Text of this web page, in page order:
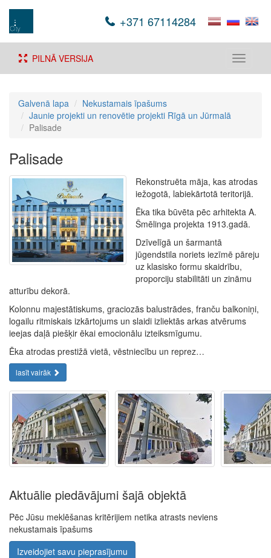
+371 67114284
Toggle
PILNĀ VERSIJA
Galvenā lapa
Nekustamais īpašums
Jaunie projekti un renovētie projekti Rīgā un Jūrmalā
Palisade
Palisade
Rekonstruēta māja, kas atrodas
iežogotā, labiekārtotā teritorijā.
Ēka tika būvēta pēc arhitekta A.
Šmēlinga projekta 1913.gadā.
Dzīvelīgā un šarmantā
jūgendstila noriets iezīmē pāreju
uz klasisko formu skaidrību,
proporciju stabilitāti un zināmu
atturību dekorā.
Kolonnu majestātiskums, graciozās balustrādes, franču balkoniņi,
logailu ritmiskais izkārtojums un slaidi izliektās arkas atvērums
ieejas daļā piešķir ēkai emocionālu izteiksmīgumu.
Ēka atrodas prestižā vietā, vēstniecību un reprez…
lasīt vairāk
Aktuālie piedāvājumi šajā objektā
Pēc Jūsu meklēšanas kritērijiem netika atrasts neviens
nekustamais īpašums
Izveidojiet savu pieprasījumu